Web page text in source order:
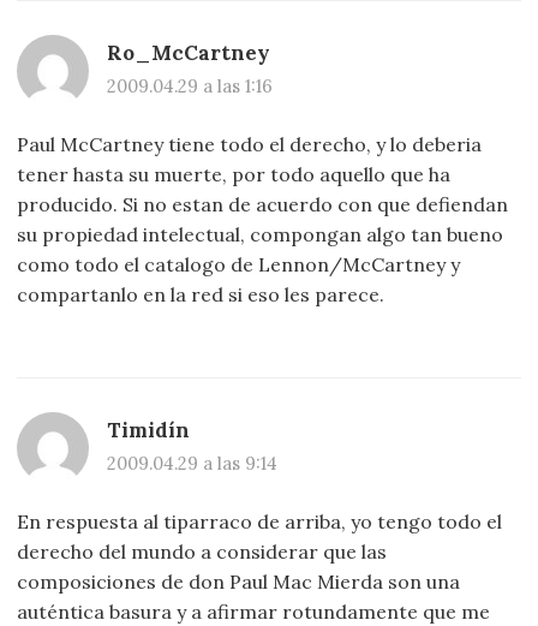
Ro_McCartney
2009.04.29 a las 1:16
Paul McCartney tiene todo el derecho, y lo deberia
tener hasta su muerte, por todo aquello que ha
producido. Si no estan de acuerdo con que defiendan
su propiedad intelectual, compongan algo tan bueno
como todo el catalogo de Lennon/McCartney y
compartanlo en la red si eso les parece.
Timidín
2009.04.29 a las 9:14
En respuesta al tiparraco de arriba, yo tengo todo el
derecho del mundo a considerar que las
composiciones de don Paul Mac Mierda son una
auténtica basura y a afirmar rotundamente que me